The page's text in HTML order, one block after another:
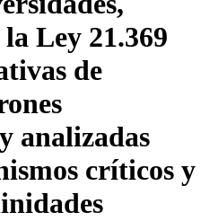
Ley 21.369
de
analizadas
críticos y